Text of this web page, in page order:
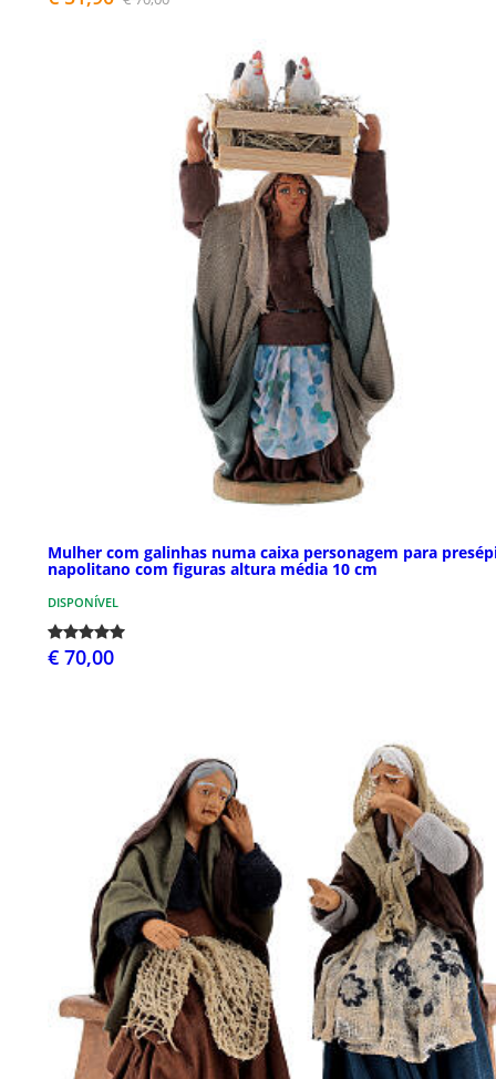
Mulher com galinhas numa caixa personagem para
napolitano com figuras altura média 10 cm
DISPONÍVEL
€ 70,00